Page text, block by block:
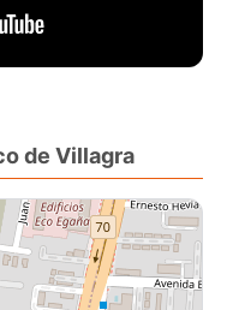
de Villagra